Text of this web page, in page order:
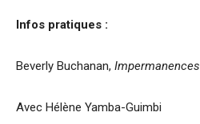
Infos pratiques :
Beverly Buchanan, Impermanences
Avec Hélène Yamba-Guimbi